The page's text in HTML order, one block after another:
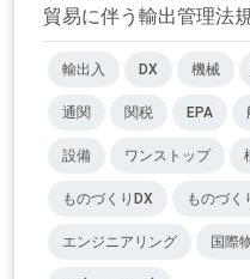
貿易に伴う輸出管理法
輸出入 DX 機械
通関 関税 EPA
設備 ワンストップ
ものづくりDX ものづく
エンジニアリング 国際